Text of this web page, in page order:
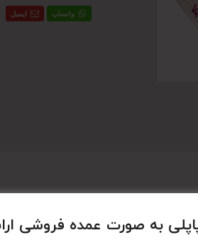
واتساپ ایمیل
به صورت عمده فروشی